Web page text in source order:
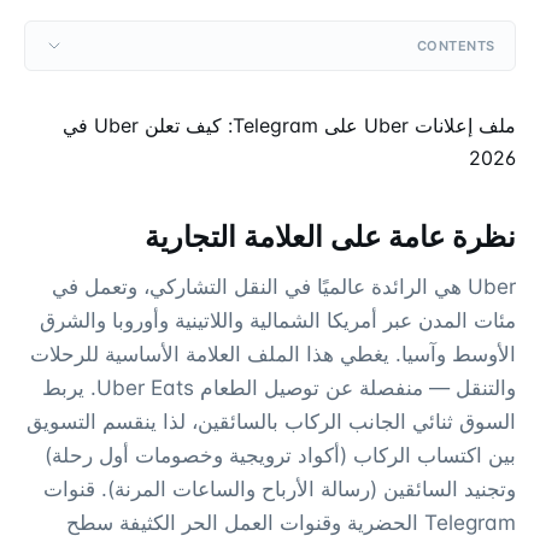
CONTENTS
ملف إعلانات Uber على Telegram: كيف تعلن Uber في
2026
نظرة عامة على العلامة التجارية
Uber هي الرائدة عالميًا في النقل التشاركي، وتعمل في
مئات المدن عبر أمريكا الشمالية واللاتينية وأوروبا والشرق
الأوسط وآسيا. يغطي هذا الملف العلامة الأساسية للرحلات
والتنقل — منفصلة عن توصيل الطعام Uber Eats. يربط
السوق ثنائي الجانب الركاب بالسائقين، لذا ينقسم التسويق
بين اكتساب الركاب (أكواد ترويجية وخصومات أول رحلة)
وتجنيد السائقين (رسالة الأرباح والساعات المرنة). قنوات
Telegram الحضرية وقنوات العمل الحر الكثيفة سطح